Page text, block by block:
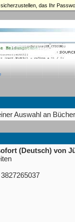
das Ihr
Auswahl an
(Deutsch) von